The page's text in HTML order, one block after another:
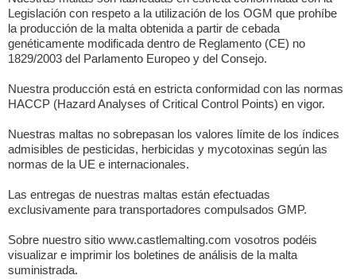
Legislación con respeto a la utilización de los OGM que prohíbe
la producción de la malta obtenida a partir de cebada
genéticamente modificada dentro de Reglamento (CE) no
1829/2003 del Parlamento Europeo y del Consejo.
Nuestra producción está en estricta conformidad con las normas
HACCP (Hazard Analyses of Critical Control Points) en vigor.
Nuestras maltas no sobrepasan los valores límite de los índices
admisibles de pesticidas, herbicidas y mycotoxinas según las
normas de la UE e internacionales.
Las entregas de nuestras maltas están efectuadas
exclusivamente para transportadores compulsados GMP.
Sobre nuestro sitio www.castlemalting.com vosotros podéis
visualizar e imprimir los boletines de análisis de la malta
suministrada.